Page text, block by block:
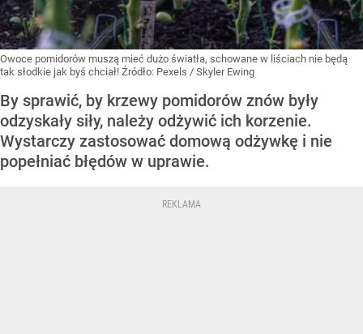
Owoce pomidorów muszą mieć dużo światła, schowane w liściach nie będą
tak słodkie jak byś chciał! Źródło: Pexels / Skyler Ewing
By sprawić, by krzewy pomidorów znów były
odzyskały siły, należy odżywić ich korzenie.
Wystarczy zastosować domową odżywkę i nie
popełniać błędów w uprawie.